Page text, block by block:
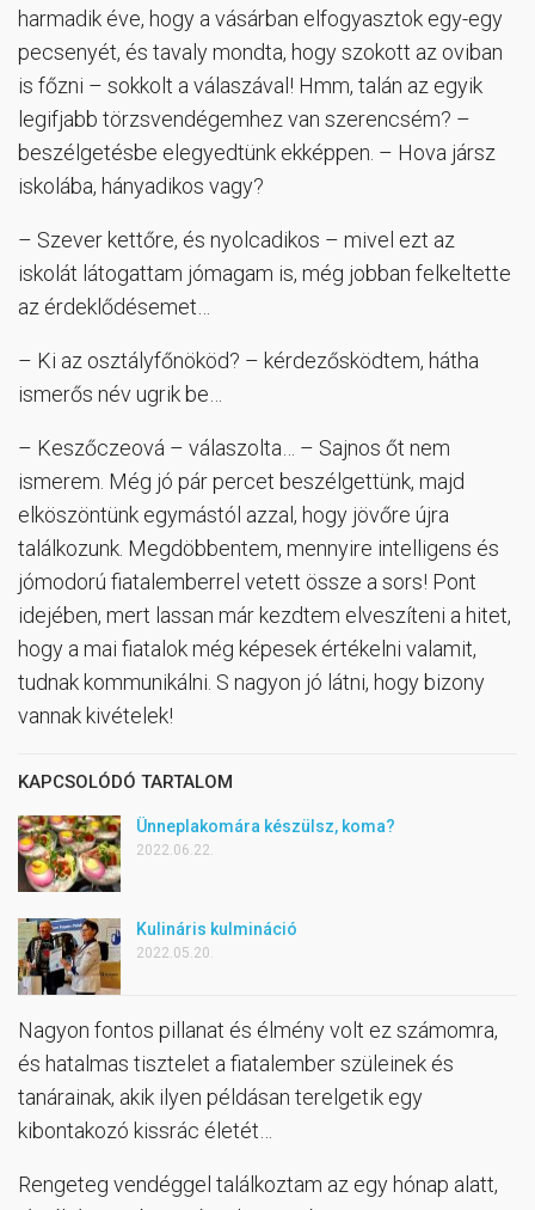
harmadik éve, hogy a vásárban elfogyasztok egy-egy
pecsenyét, és tavaly mondta, hogy szokott az oviban
is főzni – sokkolt a válaszával! Hmm, talán az egyik
legifjabb törzsvendégemhez van szerencsém? –
beszélgetésbe elegyedtünk ekképpen. – Hova jársz
iskolába, hányadikos vagy?
– Szever kettőre, és nyolcadikos – mivel ezt az
iskolát látogattam jómagam is, még jobban felkeltette
az érdeklődésemet…
– Ki az osztályfőnököd? – kérdezősködtem, hátha
ismerős név ugrik be…
– Keszőczeová – válaszolta… – Sajnos őt nem
ismerem. Még jó pár percet beszélgettünk, majd
elköszöntünk egymástól azzal, hogy jövőre újra
találkozunk. Megdöbbentem, mennyire intelligens és
jómodorú fiatalemberrel vetett össze a sors! Pont
idejében, mert lassan már kezdtem elveszíteni a hitet,
hogy a mai fiatalok még képesek értékelni valamit,
tudnak kommunikálni. S nagyon jó látni, hogy bizony
vannak kivételek!
KAPCSOLÓDÓ TARTALOM
Ünneplakomára készülsz, koma?
2022.06.22.
Kulináris kulmináció
2022.05.20.
Nagyon fontos pillanat és élmény volt ez számomra,
és hatalmas tisztelet a fiatalember szüleinek és
tanárainak, akik ilyen példásan terelgetik egy
kibontakozó kissrác életét…
Rengeteg vendéggel találkoztam az egy hónap alatt,